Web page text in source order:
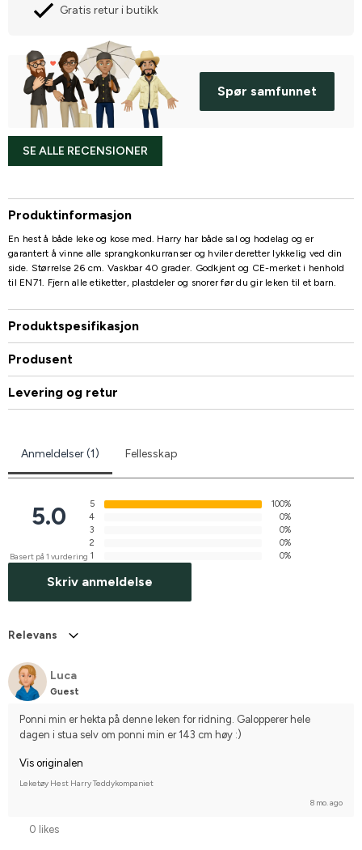
Gratis retur i butikk
Spør samfunnet
SE ALLE RECENSIONER
Produktinformasjon
En hest å både leke og kose med. Harry har både sal og hodelag og er
garantert å vinne alle sprangkonkurranser og hviler deretter lykkelig ved din
side. Størrelse 26 cm. Vaskbar 40 grader. Godkjent og CE-merket i henhold
til EN71. Fjern alle etiketter, plastdeler og snorer før du gir leken til et barn.
Produktspesifikasjon
Produsent
Levering og retur
Anmeldelser (1) Fellesskap
5.0
Basert på 1 vurdering
5
100%
4
0%
3
0%
2
0%
1
0%
Skriv anmeldelse
Relevans
Luca
Guest
Ponni min er hekta på denne leken for ridning. Galopperer hele
dagen i stua selv om ponni min er 143 cm høy :)
Vis originalen
Leketøy Hest Harry Teddykompaniet
8 mo. ago
0 likes